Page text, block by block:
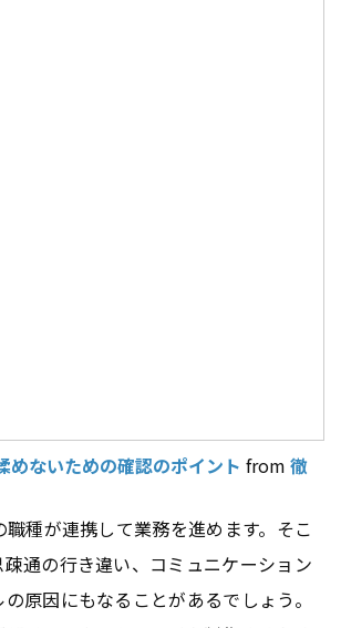
めないための確認のポイント from 徹
種が連携して業務を進めます。そこ
通の行き違い、コミュニケーション
原因にもなることがあるでしょう。